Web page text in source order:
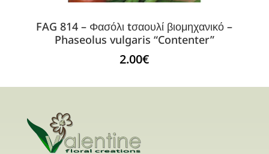
FAG 814 – Φασόλι tσαουλί βιομηχανικό –
Phaseolus vulgaris “Contenter”
2.00€